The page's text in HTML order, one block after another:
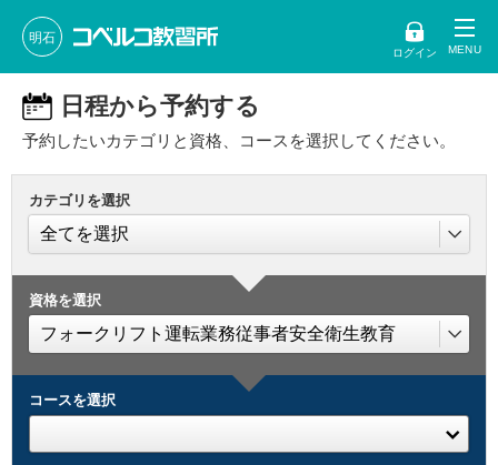
明石
ログイン
日程から予約する
予約したいカテゴリと資格、コースを選択してください。
カテゴリを選択
資格を選択
コースを選択